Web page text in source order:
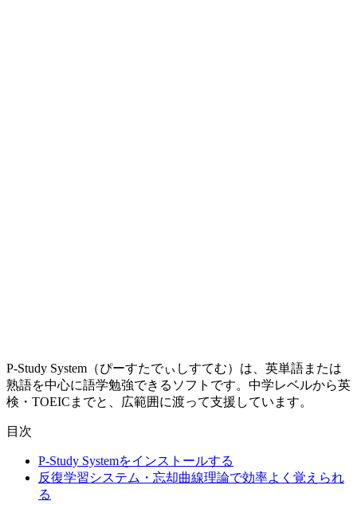
P-Study System（ぴーすたでぃしすてむ）は、英単語または
熟語を中心に語学勉強できるソフトです。中学レベルから英
検・TOEICまでと、広範囲に渡って支援しています。
目次
P-Study Systemをインストールする
反復学習システム・忘却曲線理論で効率よく覚えられ
る